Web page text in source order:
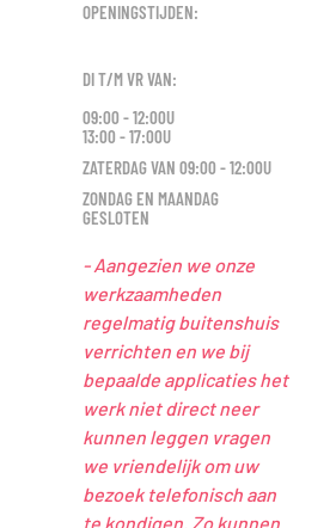
OPENINGSTIJDEN:
DI T/M VR VAN:
09:00 - 12:00U
13:00 - 17:00U
ZATERDAG VAN 09:00 - 12:00U
ZONDAG EN MAANDAG
GESLOTEN
- Aangezien we onze
werkzaamheden
regelmatig buitenshuis
verrichten en we bij
bepaalde applicaties het
werk niet direct neer
kunnen leggen vragen
we vriendelijk om uw
bezoek telefonisch aan
te kondigen. Zo kunnen